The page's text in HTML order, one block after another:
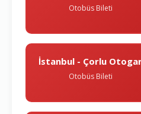
Otobüs Bileti
İstanbul - Çorlu
Otobüs Bileti